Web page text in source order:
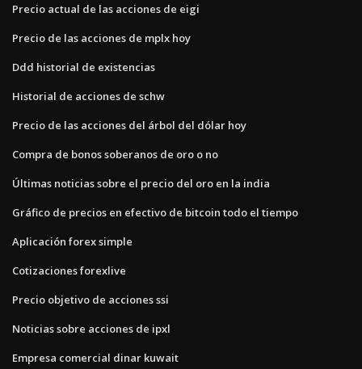
Precio actual de las acciones de eigi
Precio de las acciones de mplx hoy
Ddd historial de existencias
Historial de acciones de schw
Precio de las acciones del árbol del dólar hoy
Compra de bonos soberanos de oro o no
Últimas noticias sobre el precio del oro en la india
Gráfico de precios en efectivo de bitcoin todo el tiempo
Aplicación forex simple
Cotizaciones forexlive
Precio objetivo de acciones ssi
Noticias sobre acciones de ipxl
Empresa comercial dinar kuwait